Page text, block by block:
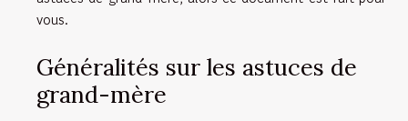
vous.
Généralités sur les astuces de
grand-mère